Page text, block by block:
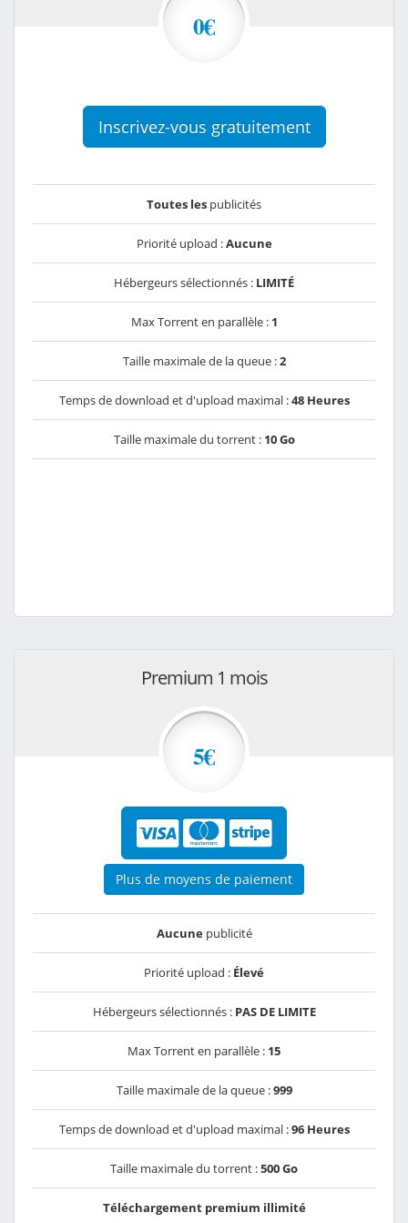
0€
Inscrivez-vous gratuitement
Toutes les publicités
Priorité upload :Aucune
Hébergeurs sélectionnés : LIMITÉ
Max Torrent en parallèle : 1
Taille maximale de la queue :2
Temps de download et d'upload maximal :48 Heures
Taille maximale du torrent : 10 Go
Premium 1 mois
5€
Plus de moyens de paiement
Aucunepublicité
Priorité upload : Élevé
Hébergeurs sélectionnés : PAS DE LIMITE
Max Torrent en parallèle : 15
Taille maximale de la queue :999
Temps de download et d'upload maximal :96 Heures
Taille maximale du torrent :500 Go
Téléchargement premium illimité